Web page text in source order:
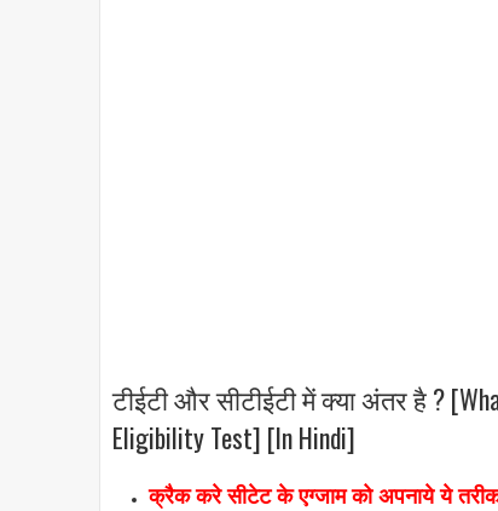
टीईटी और सीटीईटी में क्या अंतर है ?
Eligibility Test] [In Hindi]
क्रैक करे सीटेट के एग्जाम को अपनाये ये